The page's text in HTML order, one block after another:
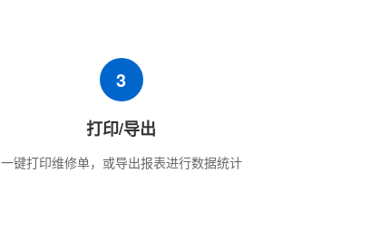
3
打印/导出
一键打印维修单，或导出报表进行数据统计